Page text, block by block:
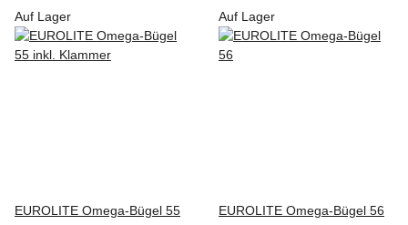
Auf Lager
EUROLITE Omega-Bügel 55
Auf Lager
EUROLITE Omega-Bügel 56